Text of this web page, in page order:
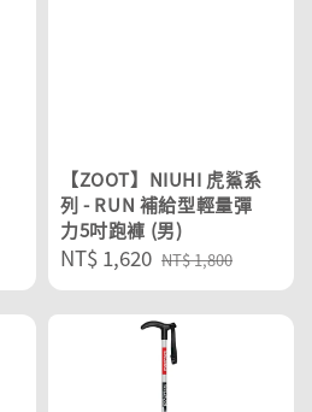
【ZOOT】NIUHI 虎鯊系
列 - RUN 補給型輕量彈
力5吋跑褲 (男)
Sale
price
NT$ 1,620 Regular
price
NT$ 1,800